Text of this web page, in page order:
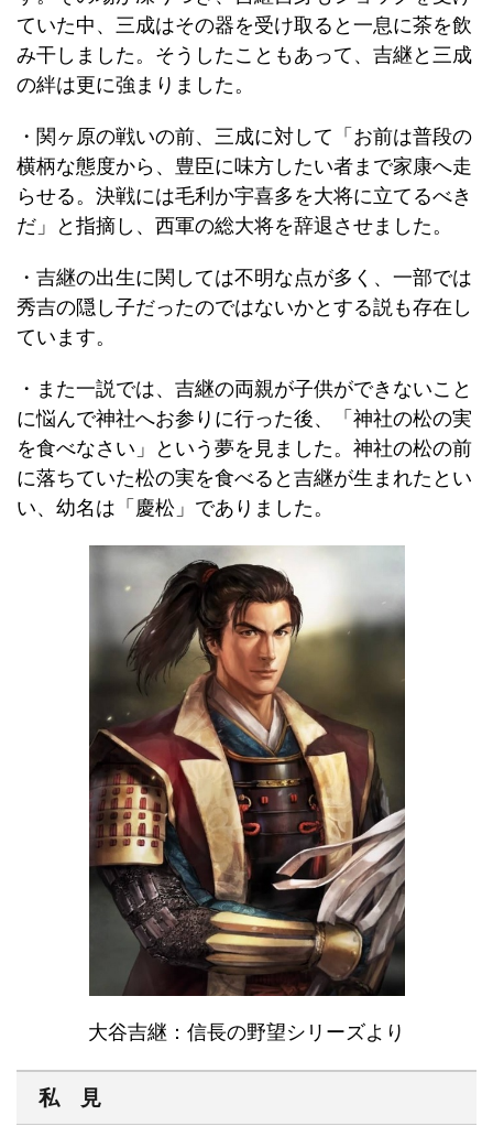
ていた中、三成はその器を受け取ると一息に茶を飲
み干しました。そうしたこともあって、吉継と三成
の絆は更に強まりました。
・関ヶ原の戦いの前、三成に対して「お前は普段の
横柄な態度から、豊臣に味方したい者まで家康へ走
らせる。決戦には毛利か宇喜多を大将に立てるべき
だ」と指摘し、西軍の総大将を辞退させました。
・吉継の出生に関しては不明な点が多く、一部では
秀吉の隠し子だったのではないかとする説も存在し
ています。
・また一説では、吉継の両親が子供ができないこと
に悩んで神社へお参りに行った後、「神社の松の実
を食べなさい」という夢を見ました。神社の松の前
に落ちていた松の実を食べると吉継が生まれたとい
い、幼名は「慶松」でありました。
大谷吉継：信長の野望シリーズより
私 見